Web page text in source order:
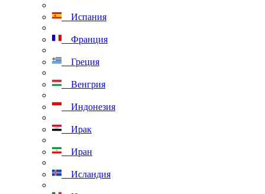
Испания
Франция
Греция
Венгрия
Индонезия
Ирак
Иран
Исландия